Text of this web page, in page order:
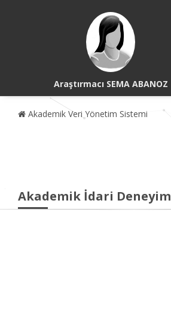
Araştırmacı SEMA ABANOZ
Akademik Veri Yönetim Sistemi
Akademik İdari Deneyim